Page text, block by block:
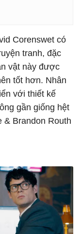
Corenswet có
tranh, đặc
vật này được
tốt hơn. Nhân
với thiết kế
gần giống hệt
& Brandon Routh